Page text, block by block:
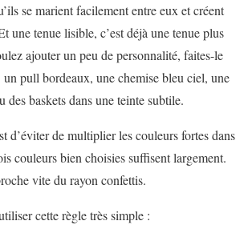
se marient facilement entre eux et créent
une tenue lisible, c’est déjà une tenue plus
ajouter un peu de personnalité, faites-le
un pull bordeaux, une chemise bleu ciel, une
des baskets dans une teinte subtile.
d’éviter de multiplier les couleurs fortes dans
couleurs bien choisies suffisent largement.
vite du rayon confettis.
cette règle très simple :